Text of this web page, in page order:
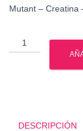
Mutant – Creatina
Mutant
-
DESCRIPCIÓN